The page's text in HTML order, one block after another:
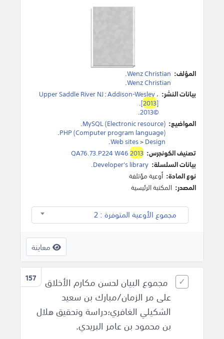
المؤلف: Wenz Christian
.
Wenz Christian
.
بيانات النشر:
Upper Saddle River NJ:Addison-Wesley،
[2013]
.
©2013
.
المواضيع: MySQL (Electronic resource)
.
PHP (Computer program language)
.
Web sites>Design
.
تصنيف الكونجرس:
QA76.73.P224 W462013
بيانات السلسلة: Developer's library.
نوع المادة: أوعية مؤتلفة
المصدر: المكتبة الرئيسية
مجموع الأوعية المتوفرة : 2
معاينة
157
مجموع البيان لحسن مكارم الأخلاق
على مر الزمان/مبارك بن سعيد
الشكيلي الغافري؛دراسة وتحقيق هلال
بن محمود بن عامر البريدي.